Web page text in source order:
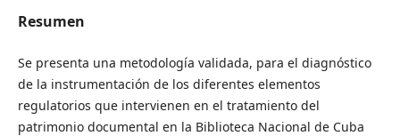
Resumen
Se presenta una metodología validada, para el diagnóstico
de la instrumentación de los diferentes elementos
regulatorios que intervienen en el tratamiento del
patrimonio documental en la Biblioteca Nacional de Cuba